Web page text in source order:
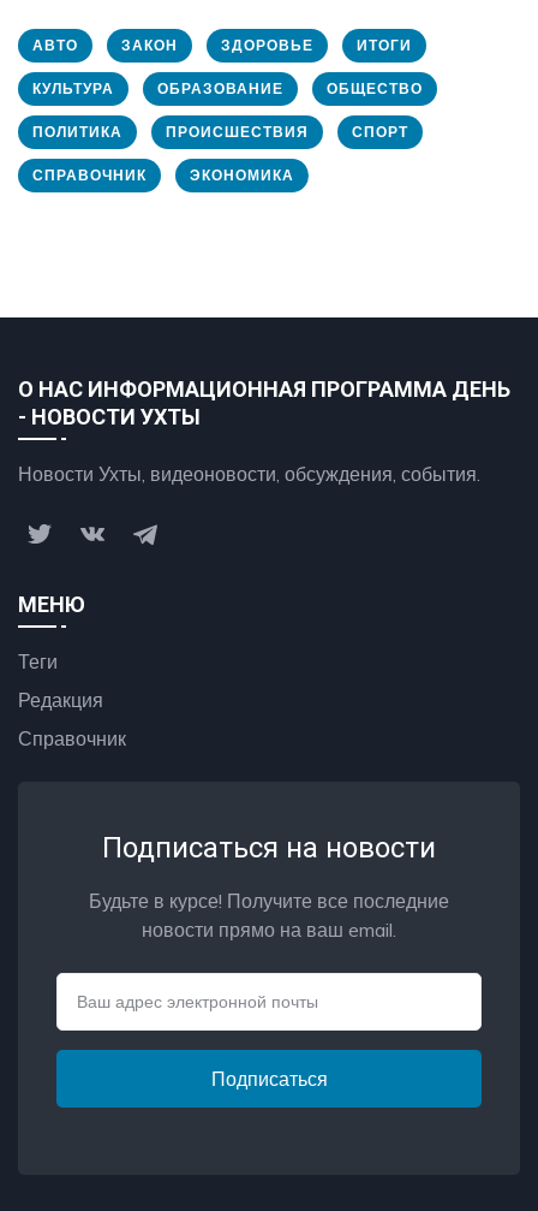
АВТО ЗАКОН ЗДОРОВЬЕ ИТОГИ
КУЛЬТУРА ОБРАЗОВАНИЕ ОБЩЕСТВО
ПОЛИТИКА ПРОИСШЕСТВИЯ СПОРТ
СПРАВОЧНИК ЭКОНОМИКА
О НАС ИНФОРМАЦИОННАЯ ПРОГРАММА ДЕНЬ
- НОВОСТИ УХТЫ
Новости Ухты, видеоновости, обсуждения, события.
МЕНЮ
Теги
Редакция
Справочник
Подписаться на новости
Будьте в курсе! Получите все последние
новости прямо на ваш email.
Подписаться